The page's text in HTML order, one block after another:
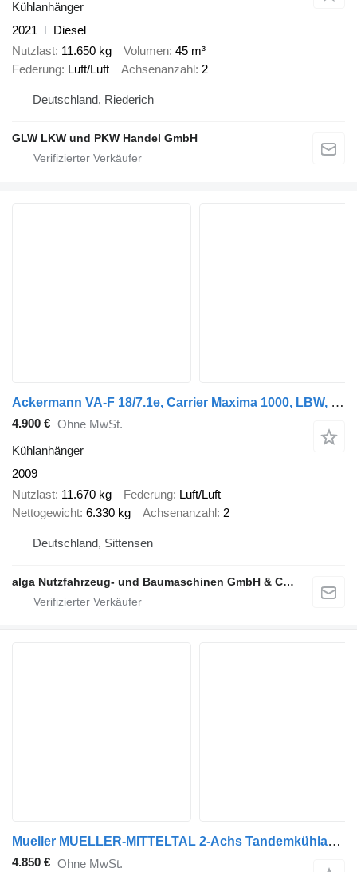
Kühlanhänger
2021
Diesel
Nutzlast 11.650 kg Volumen 45 m³
Federung Luft/Luft Achsenanzahl 2
Deutschland, Riederich
GLW LKW und PKW Handel GmbH
Ackermann VA-F 18/7.1e, Carrier Maxima 1000, LBW, Kamera
4.900 € Ohne MwSt.
Kühlanhänger
2009
Nutzlast 11.670 kg Federung Luft/Luft
Nettogewicht 6.330 kg Achsenanzahl 2
Deutschland, Sittensen
alga Nutzfahrzeug- und Baumaschinen GmbH & Co. KG
Mueller MUELLER-MITTELTAL 2-Achs Tandemkühlanhänger 7 m LBW*THERMOKING
4.850 € Ohne MwSt.